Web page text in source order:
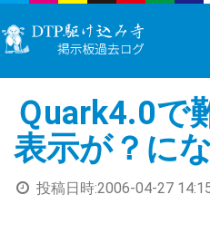
Ｑuark4.0で
表示が？に
投稿日時:2006-04-27